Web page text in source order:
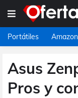
Portátiles Amazon
Asus
Pros y